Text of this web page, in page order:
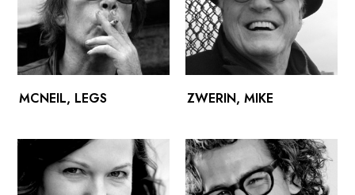
MCNEIL, LEGS ZWERIN, MIKE